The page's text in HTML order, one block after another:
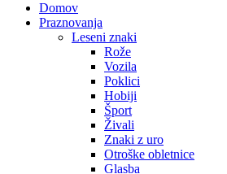
Domov
Praznovanja
Leseni znaki
Rože
Vozila
Poklici
Hobiji
Šport
Živali
Znaki z uro
Otroške obletnice
Glasba